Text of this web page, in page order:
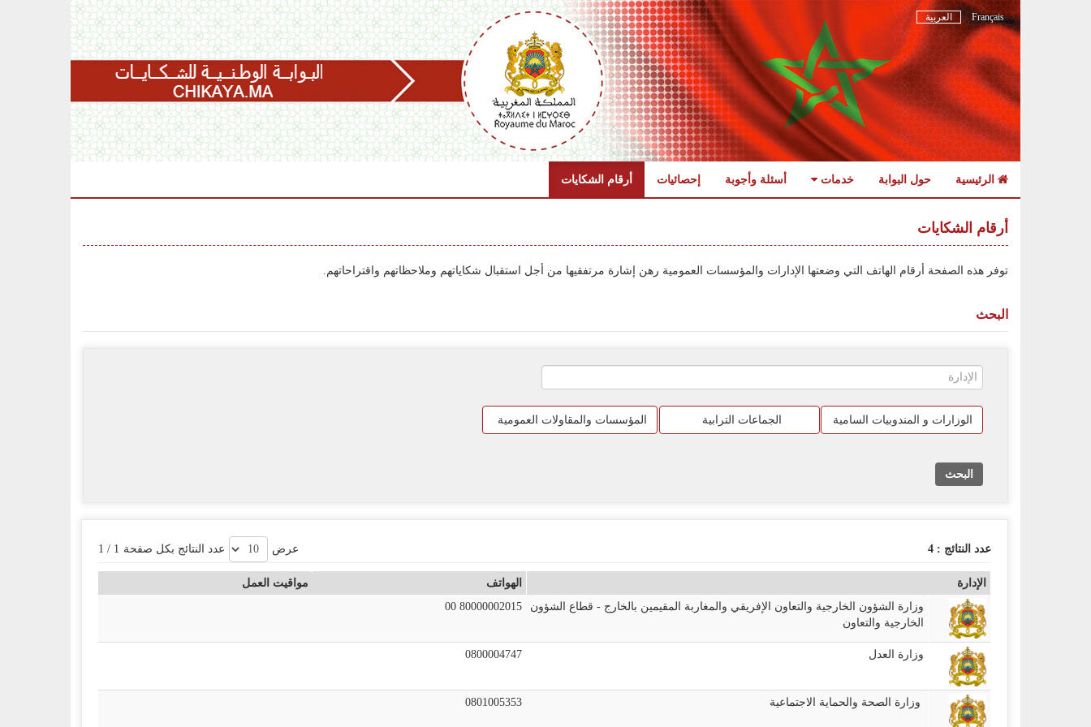
Français العربية
الرئيسية حول البوابة خدمات أسئلة وأجوبة إحصائيات أرقام الشكايات
navigation
أرقام الشكايات
توفر هذه الصفحة أرقام الهاتف التي وضعتها الإدارات والمؤسسات العمومية رهن إشارة مرتفقيها من أجل استقبال شكاياتهم وملاحظاتهم واقتراحاتهم.
البحث
الوزارات و المندوبيات السامية الجماعات الترابية المؤسسات والمقاولات العمومية
البحث
عدد النتائج : 4 عرض عدد النتائج بكل صفحة 1
/
1
الإدارة الهواتف
مواقيت العمل
وزارة الشؤون الخارجية والتعاون الإفريقي والمغاربة المقيمين بالخارج - قطاع الشؤون
الخارجية والتعاون
00 80000002015
وزارة العدل 0800004747
وزارة الصحة والحماية الاجتماعية 0801005353